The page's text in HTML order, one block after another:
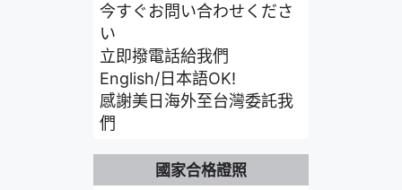
今すぐお問い合わせくださ
い
立即撥電話給我們
English/日本語OK!
感謝美日海外至台灣委託我
們
國家合格證照